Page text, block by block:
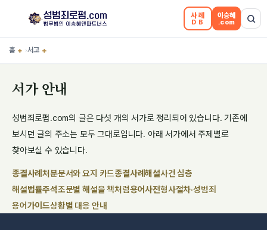
사례
DB
이승혜
.com
홈 + ›서고 +
서가 안내
성범죄로펌.com의 글은 다섯 개의 서가로 정리되어 있습니다. 기존에
보시던 글의 주소는 모두 그대로입니다. 아래 서가에서 주제별로
찾아보실 수 있습니다.
종결사례처분문서와 요지 카드종결사례해설사건 심층
해설법률주석조문별 해설을 책처럼용어사전형사절차·성범죄
용어가이드상황별 대응 안내